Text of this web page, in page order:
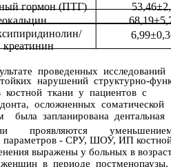
гормон (ПТГ)
креатинин
проведенных исследований
нарушений структурно-
костной ткани у пациентов с
осложненных соматической
была запланирована дентальная
проявляются
параметров - СРУ, ШОУ, ИП
выражены у больных в
в периоде